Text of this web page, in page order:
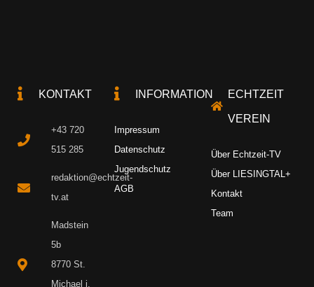
KONTAKT
+43 720
515 285
redaktion@echtzeit-
tv.at
Madstein
5b
8770 St.
Michael i.
INFORMATION
Impressum
Datenschutz
Jugendschutz
AGB
ECHTZEIT
VEREIN
Über Echtzeit-TV
Über LIESINGTAL+
Kontakt
Team